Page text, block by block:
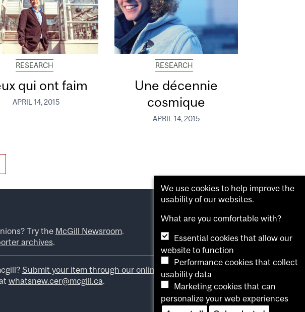
RESEARCH
qui ont faim
APRIL 14, 2015
RESEARCH
Une décennie
cosmique
APRIL 14, 2015
Try the McGill Newsroom.
archives.
Submit your item through our online form .
whatsnew.cer@mcgill.ca.
We use cookies to help improve the
usability of our websites.
What are you comfortable with?
Essential cookies that allow our
website to function
Performance cookies that collect
usability data
Marketing cookies that can
personalize your web experiences